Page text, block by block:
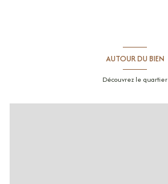
AUTOUR DU BIEN
Découvrez le quartier